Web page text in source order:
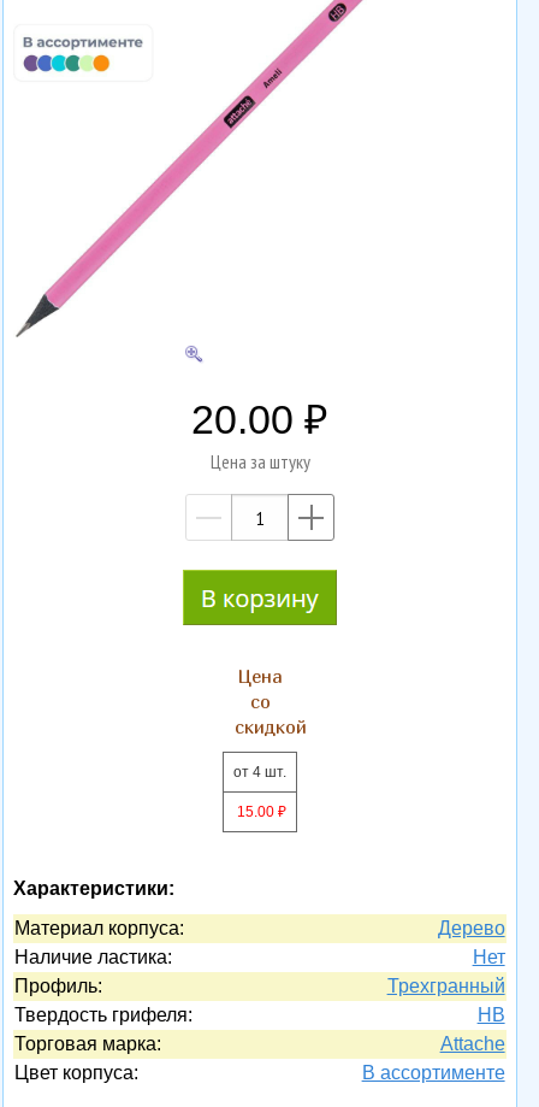
20.00
Цена за штуку
—
Цена
со
скидкой
от 4 шт.
15.00 ₽
Характеристики:
Материал корпуса:
Дерево
Наличие ластика:
Нет
Профиль:
Трехгранный
Твердость грифеля:
HB
Торговая марка:
Attache
Цвет корпуса:
В ассортименте